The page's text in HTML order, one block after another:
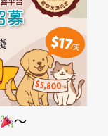
～